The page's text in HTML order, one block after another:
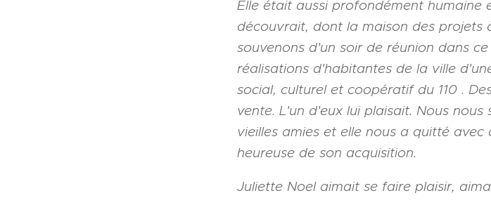
Elle était aussi profondément humaine
découvrait, dont la maison des projets
souvenons d'un soir de réunion dans
réalisations d'habitantes de la ville
social, culturel et coopératif du 110 .
vente. L'un d'eux lui plaisait. Nous
vieilles amies et elle nous a quitté
heureuse de son acquisition.
Juliette Noel aimait se faire plaisir,